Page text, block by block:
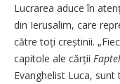
Lucrarea aduce în
din Ierusalim, care
către toți creștinii.
capitole ale cărții
Evanghelist Luca,